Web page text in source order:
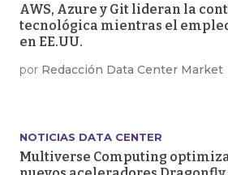
AWS, Azure y Git lideran la
tecnológica mientras el
en EE.UU.
por Redacción Data Center Market
NOTICIAS DATA CENTER
Multiverse Computing